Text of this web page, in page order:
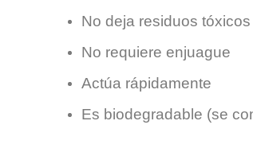
No deja residuos tóxicos
No requiere enjuague
Actúa rápidamente
Es biodegradable (se